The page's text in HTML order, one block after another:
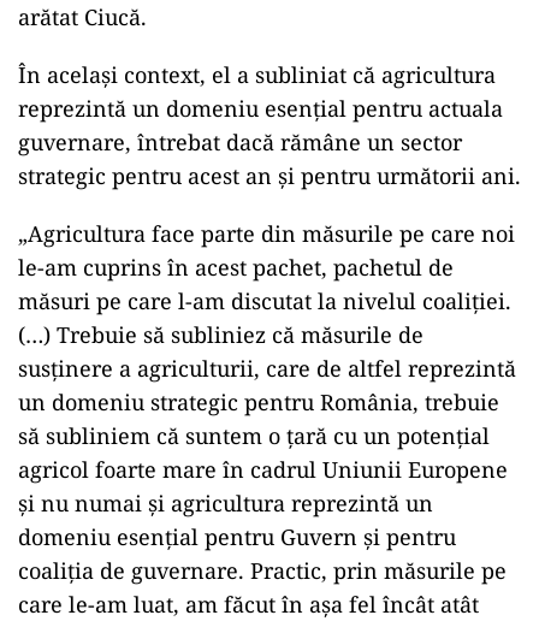
arătat Ciucă.
În acelaşi context, el a subliniat că agricultura
reprezintă un domeniu esenţial pentru actuala
guvernare, întrebat dacă rămâne un sector
strategic pentru acest an şi pentru următorii ani.
„Agricultura face parte din măsurile pe care noi
le-am cuprins în acest pachet, pachetul de
măsuri pe care l-am discutat la nivelul coaliţiei.
(…) Trebuie să subliniez că măsurile de
susţinere a agriculturii, care de altfel reprezintă
un domeniu strategic pentru România, trebuie
să subliniem că suntem o ţară cu un potenţial
agricol foarte mare în cadrul Uniunii Europene
şi nu numai şi agricultura reprezintă un
domeniu esenţial pentru Guvern şi pentru
coaliţia de guvernare. Practic, prin măsurile pe
care le-am luat, am făcut în aşa fel încât atât